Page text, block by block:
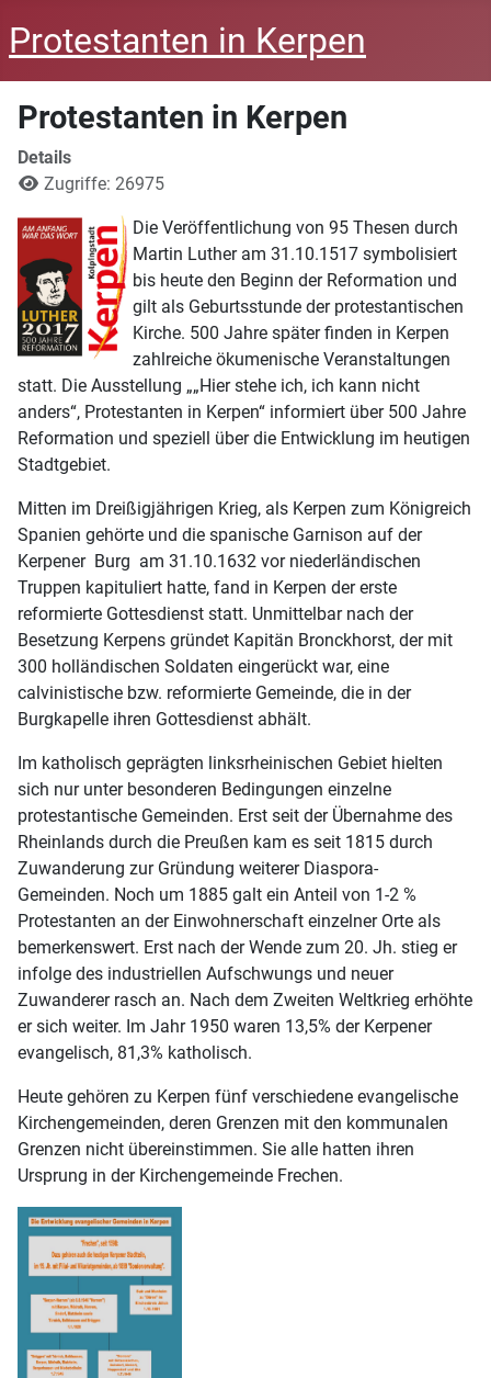
Protestanten in Kerpen
Protestanten in Kerpen
Details
Zugriffe: 26975
Die Veröffentlichung von 95 Thesen durch
Martin Luther am 31.10.1517 symbolisiert
bis heute den Beginn der Reformation und
gilt als Geburtsstunde der protestantischen
Kirche. 500 Jahre später finden in Kerpen
zahlreiche ökumenische Veranstaltungen
statt. Die Ausstellung „„Hier stehe ich, ich kann nicht
anders“, Protestanten in Kerpen“ informiert über 500 Jahre
Reformation und speziell über die Entwicklung im heutigen
Stadtgebiet.
Mitten im Dreißigjährigen Krieg, als Kerpen zum Königreich
Spanien gehörte und die spanische Garnison auf der
Kerpener Burg am 31.10.1632 vor niederländischen
Truppen kapituliert hatte, fand in Kerpen der erste
reformierte Gottesdienst statt. Unmittelbar nach der
Besetzung Kerpens gründet Kapitän Bronckhorst, der mit
300 holländischen Soldaten eingerückt war, eine
calvinistische bzw. reformierte Gemeinde, die in der
Burgkapelle ihren Gottesdienst abhält.
Im katholisch geprägten linksrheinischen Gebiet hielten
sich nur unter besonderen Bedingungen einzelne
protestantische Gemeinden. Erst seit der Übernahme des
Rheinlands durch die Preußen kam es seit 1815 durch
Zuwanderung zur Gründung weiterer Diaspora-
Gemeinden. Noch um 1885 galt ein Anteil von 1-2 %
Protestanten an der Einwohnerschaft einzelner Orte als
bemerkenswert. Erst nach der Wende zum 20. Jh. stieg er
infolge des industriellen Aufschwungs und neuer
Zuwanderer rasch an. Nach dem Zweiten Weltkrieg erhöhte
er sich weiter. Im Jahr 1950 waren 13,5% der Kerpener
evangelisch, 81,3% katholisch.
Heute gehören zu Kerpen fünf verschiedene evangelische
Kirchengemeinden, deren Grenzen mit den kommunalen
Grenzen nicht übereinstimmen. Sie alle hatten ihren
Ursprung in der Kirchengemeinde Frechen.